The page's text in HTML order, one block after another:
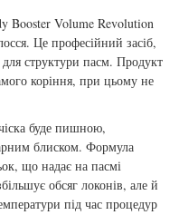
Booster Volume Revolution
Це професійний засіб,
структури пасм. Продукт
коріння, при цьому не
буде пишною,
блиском. Формула
що надає на пасмі
обсяг локонів, але й
під час процедур
детокс
Серія для
– Серія